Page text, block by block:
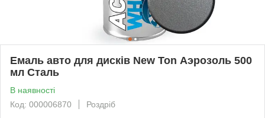
Емаль авто для дисків New Ton Аэрозоль 500
мл Сталь
В наявності
Код: 000006870
Роздріб